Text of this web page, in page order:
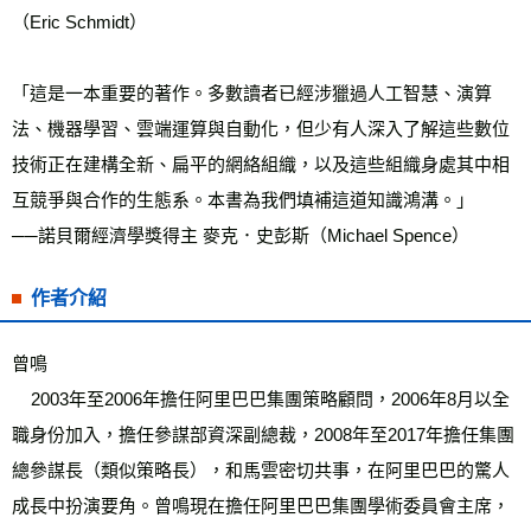
（Eric Schmidt）
「這是一本重要的著作。多數讀者已經涉獵過人工智慧、演算
法、機器學習、雲端運算與自動化，但少有人深入了解這些數位
技術正在建構全新、扁平的網絡組織，以及這些組織身處其中相
互競爭與合作的生態系。本書為我們填補這道知識鴻溝。」
──諾貝爾經濟學獎得主 麥克．史彭斯（Michael Spence）
作者介紹
曾鳴
職身份加入，擔任參謀部資深副總裁，2008年至2017年擔任集團
總參謀長（類似策略長），和馬雲密切共事，在阿里巴巴的驚人
成長中扮演要角。曾鳴現在擔任阿里巴巴集團學術委員會主席，